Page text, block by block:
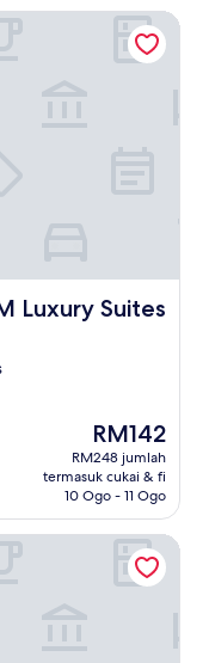
Luxury Suites
Harga
ialah
RM142
RM142
RM248 jumlah
termasuk cukai & fi
10 Ogo - 11 Ogo